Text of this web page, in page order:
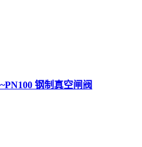
钢制真空闸阀